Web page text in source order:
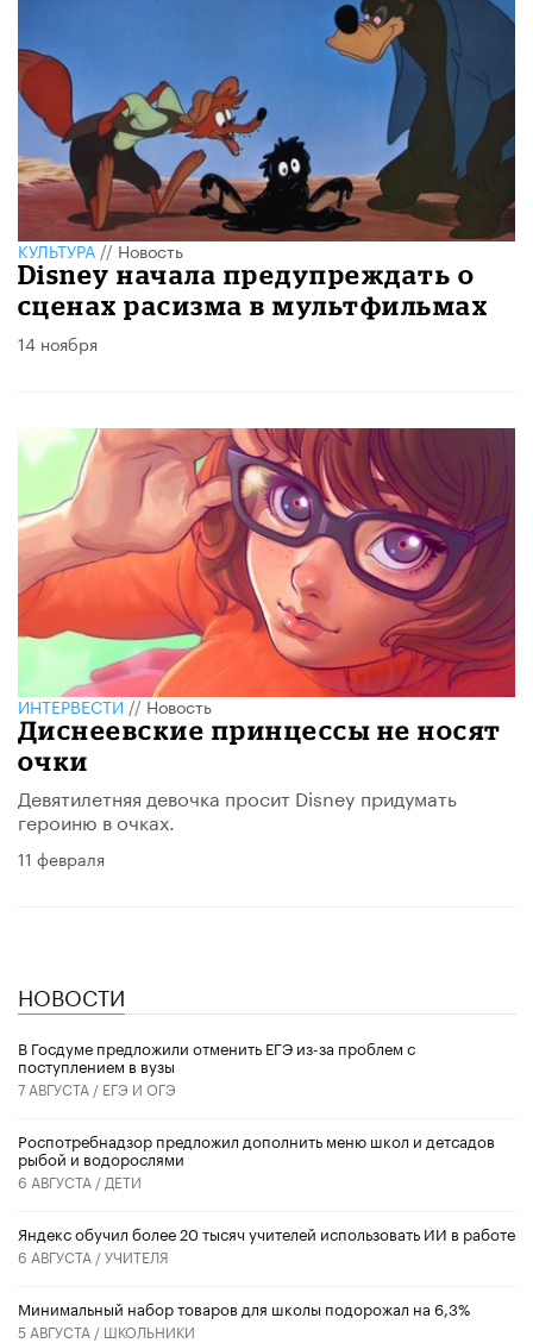
КУЛЬТУРА//Новость
Disney начала предупреждать о
сценах расизма в мультфильмах
14 ноября
ИНТЕРВЕСТИ//Новость
Диснеевские принцессы не носят
очки
Девятилетняя девочка просит Disney придумать
героиню в очках.
11 февраля
НОВОСТИ
В Госдуме предложили отменить ЕГЭ из-за проблем с
поступлением в вузы
7 АВГУСТА / ЕГЭ И ОГЭ
Роспотребнадзор предложил дополнить меню школ и детсадов
рыбой и водорослями
6 АВГУСТА / ДЕТИ
​Яндекс обучил более 20 тысяч учителей использовать ИИ в работе
6 АВГУСТА /УЧИТЕЛЯ
Минимальный набор товаров для школы подорожал на 6,3%
5 АВГУСТА / ШКОЛЬНИКИ